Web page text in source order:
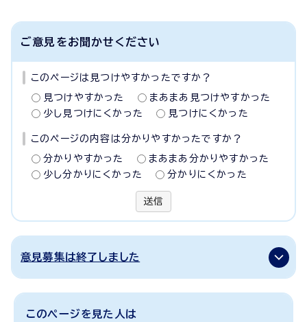
ご意見をお聞かせください
このページは見つけやすかったですか？
見つけやすかった
まあまあ見つけやすかった
少し見つけにくかった
見つけにくかった
このページの内容は分かりやすかったですか？
分かりやすかった
まあまあ分かりやすかった
少し分かりにくかった
分かりにくかった
送信
意見募集は終了しました
このページを見た人は